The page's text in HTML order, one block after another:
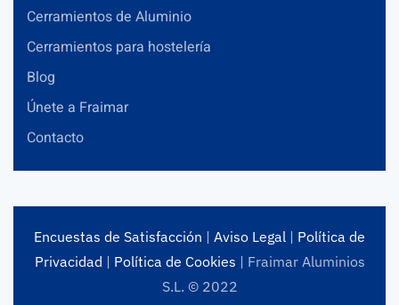
Cerramientos de Aluminio
Cerramientos para hostelería
Blog
Únete a Fraimar
Contacto
Encuestas de Satisfacción | Aviso Legal | Política de
Privacidad | Política de Cookies | Fraimar Aluminios
S.L. © 2022